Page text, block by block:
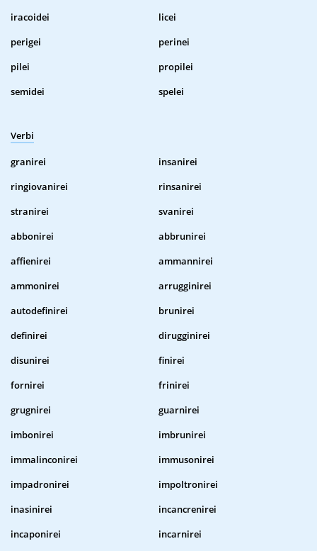
iracoidei
licei
perigei
perinei
pilei
propilei
semidei
spelei
Verbi
granirei
insanirei
ringiovanirei
rinsanirei
stranirei
svanirei
abbonirei
abbrunirei
affienirei
ammannirei
ammonirei
arrugginirei
autodefinirei
brunirei
definirei
dirugginirei
disunirei
finirei
fornirei
frinirei
grugnirei
guarnirei
imbonirei
imbrunirei
immalinconirei
immusonirei
impadronirei
impoltronirei
inasinirei
incancrenirei
incaponirei
incarnirei